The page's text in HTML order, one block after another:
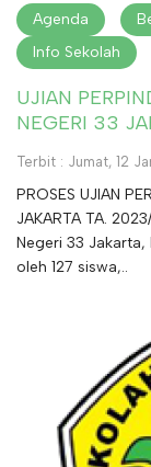
Agenda
Info Sekolah
UJIAN
NEGERI 33
Terbit : Jumat, 12
PROSES UJIAN
JAKARTA TA.
Negeri 33
oleh 127 siswa,..